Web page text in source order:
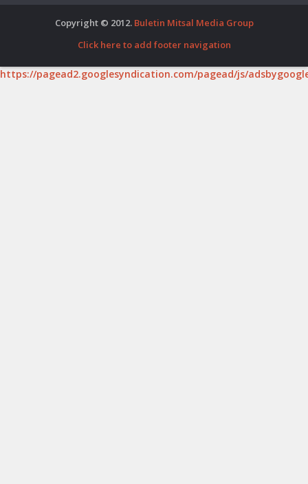
Copyright © 2012. Buletin Mitsal Media Group
Click here to add footer navigation
https://pagead2.googlesyndication.com/pagead/js/